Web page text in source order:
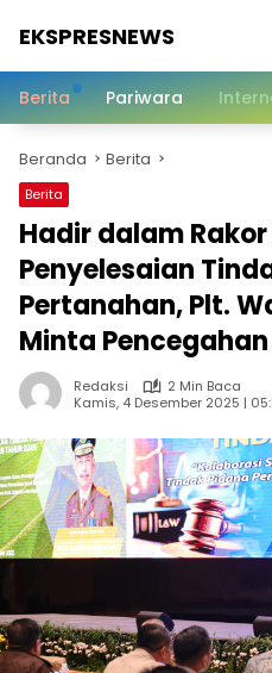
EKSPRESNEWS
Dalam
Berita Pariwara
Beranda Berita
Berita
Hadir dalam
Penyelesaian
Pertanahan, Plt.
Minta
Redaksi
2 Min Baca
Kamis, 4 Desember 2025 |